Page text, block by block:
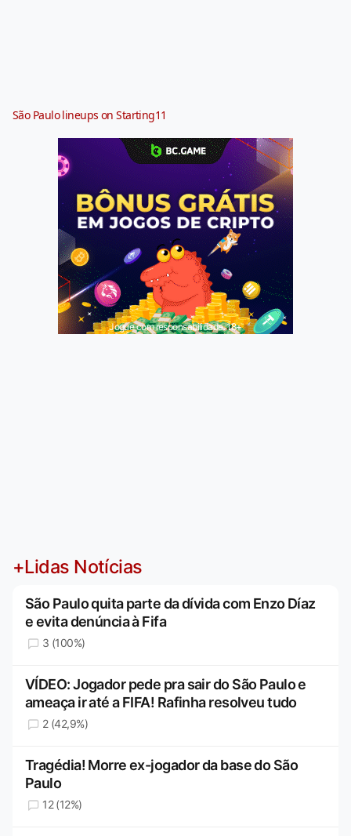
São Paulo lineups on Starting11
Jogue com responsabilidade. 18+
+Lidas Notícias
São Paulo quita parte da dívida com Enzo Díaz
e evita denúncia à Fifa
3 (100%)
VÍDEO: Jogador pede pra sair do São Paulo e
ameaça ir até a FIFA! Rafinha resolveu tudo
2 (42,9%)
Tragédia! Morre ex-jogador da base do São
Paulo
12 (12%)